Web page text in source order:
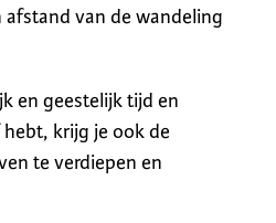
afstand van de wandeling
en geestelijk tijd en
krijg je ook de
te verdiepen en